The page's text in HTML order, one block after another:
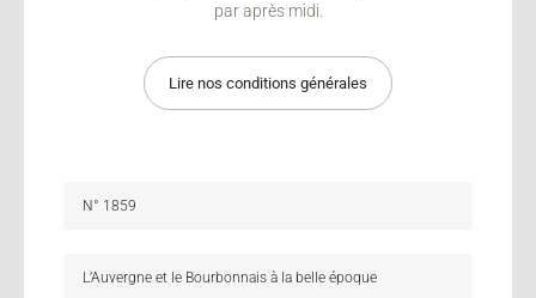
par après midi.
Lire nos conditions générales